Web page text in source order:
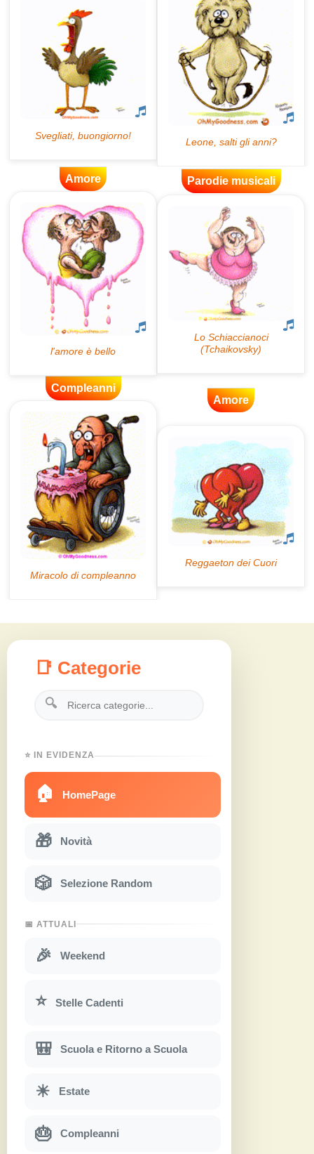
Amore Parodie musicali
Compleanni
Amore
📑 Categorie
🔍
⭐ IN EVIDENZA
🏠 HomePage
🎁 Novità
🎲 Selezione Random
📅 ATTUALI
🎉 Weekend
⭐ Stelle Cadenti
🎒 Scuola e Ritorno a Scuola
☀ Estate
🎂 Compleanni